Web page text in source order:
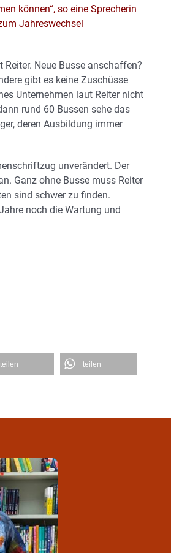
können“, so eine Sprecherin
Jahreswechsel
Neue Busse anschaffen?
gibt es keine Zuschüsse
Unternehmen laut Reiter nicht
rund 60 Bussen sehe das
deren Ausbildung immer
unverändert. Der
Ganz ohne Busse muss Reiter
sind schwer zu finden.
noch die Wartung und
teilen teilen